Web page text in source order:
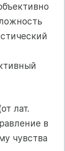
лат.
в
чувства